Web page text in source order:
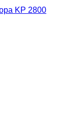
KP 2800